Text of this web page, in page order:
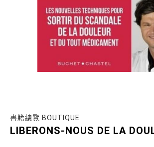
書籍總覽 BOUTIQUE
LIBERONS-NOUS DE LA